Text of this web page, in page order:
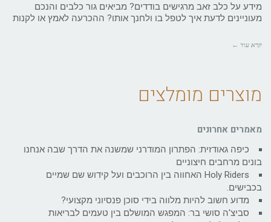
מידע על כלב זאב מרגישים בודדים? מביאים גור כלבים והנכם
מעוניינים לדעת איך לטפל בו ולחנך אותו? ההכרעה לאמץ או לקנות
קרא עוד ←
מוצרים מומלצים
מאמרים אחרונים
כיפה גאודזית: הפתרון המודרני שמשנה את הדרך שבה אנחנו
בונים מרחבים חיצוניים
Holy Riders האחווה בין הרוכבים ועל קידוש שם שמיים
בכבישים.
מדוע חשוב להיות מלווה בידי סוכן פנסיוני מקצועי?
סביצ'ה סושי בר: המפגש המושלם בין טעמים לבריאות